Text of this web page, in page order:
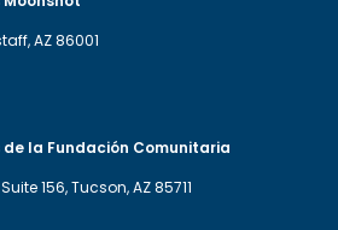
AZ 86001
la Fundación Comunitaria
156, Tucson, AZ 85711